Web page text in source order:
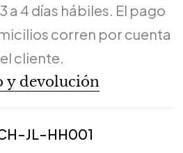
a 4 días hábiles. El pago
corren por cuenta
cliente.
y devolución
JL-HH001